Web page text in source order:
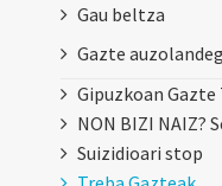
Gau beltza
Gazte
Gipuzkoan Gazte
NON BIZI NAIZ?
Suizidioari stop